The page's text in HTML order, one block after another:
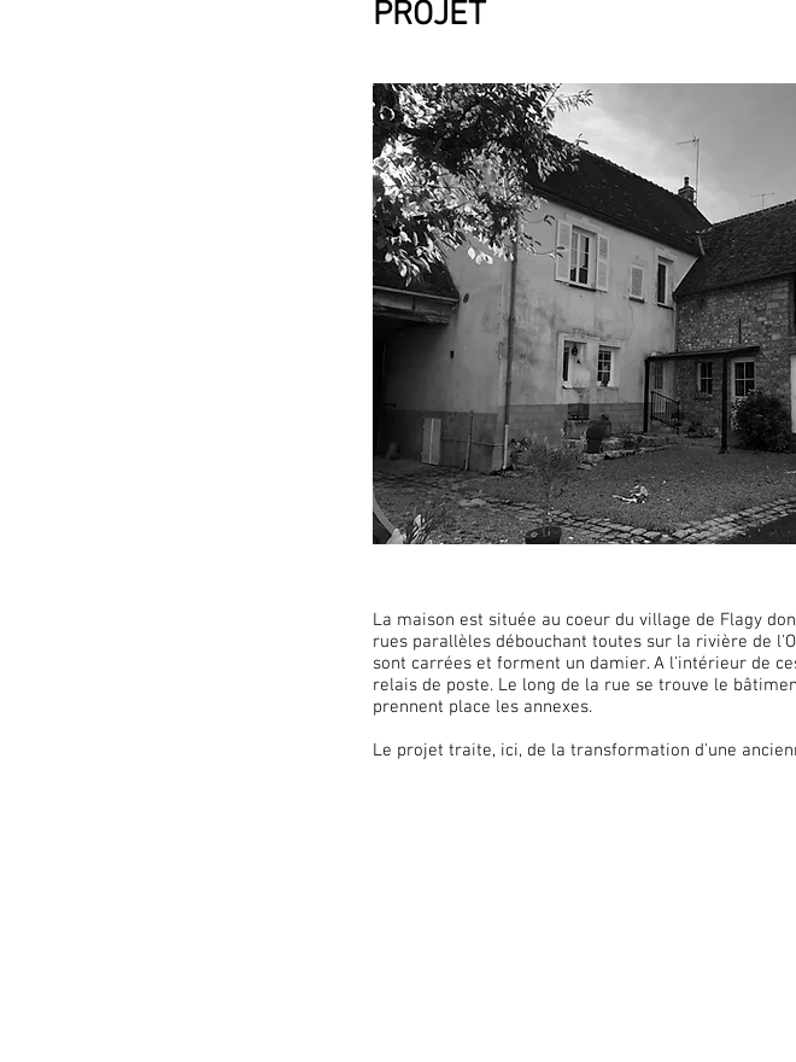
PROJET
La maison est située au coeur du village de Flagy
rues parallèles débouchant toutes sur la rivière de
sont carrées et forment un damier. A l'intérieur de
relais de poste. Le long de la rue se trouve le
prennent place les annexes.
Le projet traite, ici, de la transformation d'une